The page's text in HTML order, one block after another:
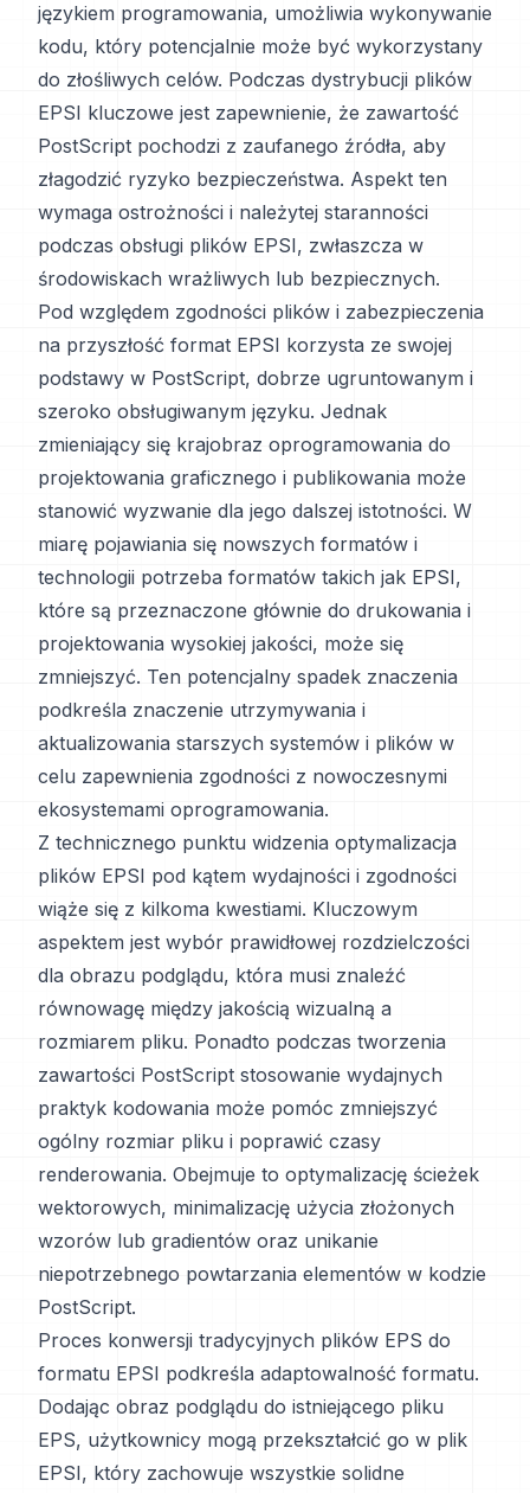
językiem programowania, umożliwia wykonywanie
kodu, który potencjalnie może być wykorzystany
do złośliwych celów. Podczas dystrybucji plików
EPSI kluczowe jest zapewnienie, że zawartość
PostScript pochodzi z zaufanego źródła, aby
złagodzić ryzyko bezpieczeństwa. Aspekt ten
wymaga ostrożności i należytej staranności
podczas obsługi plików EPSI, zwłaszcza w
środowiskach wrażliwych lub bezpiecznych.
Pod względem zgodności plików i zabezpieczenia
na przyszłość format EPSI korzysta ze swojej
podstawy w PostScript, dobrze ugruntowanym i
szeroko obsługiwanym języku. Jednak
zmieniający się krajobraz oprogramowania do
projektowania graficznego i publikowania może
stanowić wyzwanie dla jego dalszej istotności. W
miarę pojawiania się nowszych formatów i
technologii potrzeba formatów takich jak EPSI,
które są przeznaczone głównie do drukowania i
projektowania wysokiej jakości, może się
zmniejszyć. Ten potencjalny spadek znaczenia
podkreśla znaczenie utrzymywania i
aktualizowania starszych systemów i plików w
celu zapewnienia zgodności z nowoczesnymi
ekosystemami oprogramowania.
Z technicznego punktu widzenia optymalizacja
plików EPSI pod kątem wydajności i zgodności
wiąże się z kilkoma kwestiami. Kluczowym
aspektem jest wybór prawidłowej rozdzielczości
dla obrazu podglądu, która musi znaleźć
równowagę między jakością wizualną a
rozmiarem pliku. Ponadto podczas tworzenia
zawartości PostScript stosowanie wydajnych
praktyk kodowania może pomóc zmniejszyć
ogólny rozmiar pliku i poprawić czasy
renderowania. Obejmuje to optymalizację ścieżek
wektorowych, minimalizację użycia złożonych
wzorów lub gradientów oraz unikanie
niepotrzebnego powtarzania elementów w kodzie
PostScript.
Proces konwersji tradycyjnych plików EPS do
formatu EPSI podkreśla adaptowalność formatu.
Dodając obraz podglądu do istniejącego pliku
EPS, użytkownicy mogą przekształcić go w plik
EPSI, który zachowuje wszystkie solidne